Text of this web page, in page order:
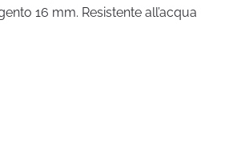
16 mm. Resistente all’acqua